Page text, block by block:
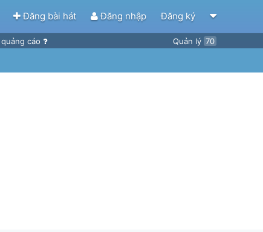
Đăng bài hát Đăng nhập Đăng ký
cáo Quản lý 70